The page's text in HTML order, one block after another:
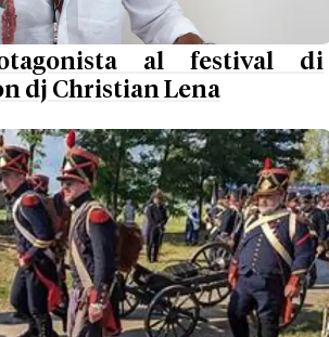
al festival di
dj Christian Lena